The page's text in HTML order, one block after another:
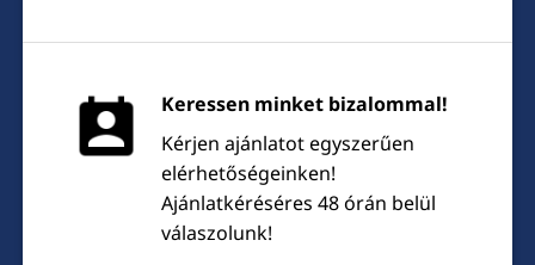
Keressen minket bizalommal!
Kérjen ajánlatot egyszerűen
elérhetőségeinken!
Ajánlatkéréséres 48 órán belül
válaszolunk!